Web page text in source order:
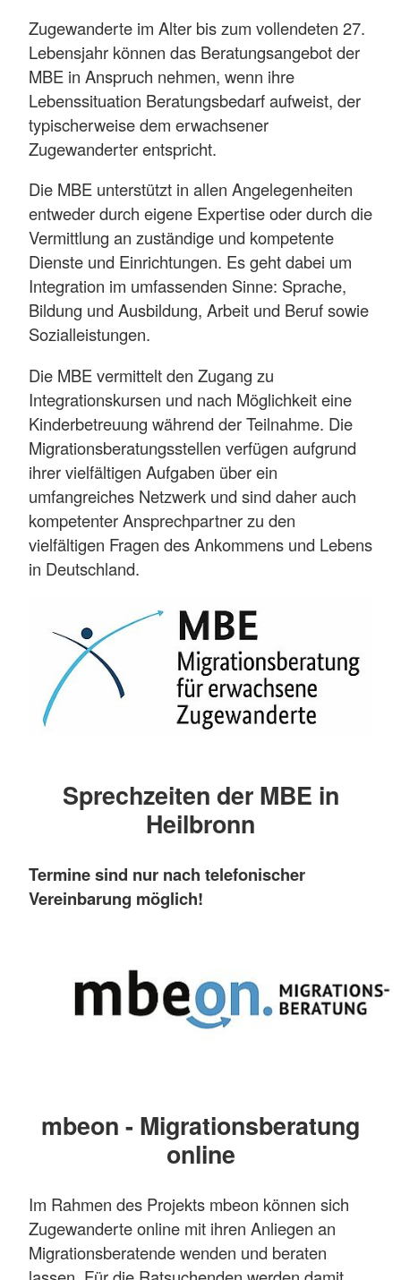
Zugewanderte im Alter bis zum vollendeten 27.
Lebensjahr können das Beratungsangebot der
MBE in Anspruch nehmen, wenn ihre
Lebenssituation Beratungsbedarf aufweist, der
typischerweise dem erwachsener
Zugewanderter entspricht.
Die MBE unterstützt in allen Angelegenheiten
entweder durch eigene Expertise oder durch die
Vermittlung an zuständige und kompetente
Dienste und Einrichtungen. Es geht dabei um
Integration im umfassenden Sinne: Sprache,
Bildung und Ausbildung, Arbeit und Beruf sowie
Sozialleistungen.
Die MBE vermittelt den Zugang zu
Integrationskursen und nach Möglichkeit eine
Kinderbetreuung während der Teilnahme. Die
Migrationsberatungsstellen verfügen aufgrund
ihrer vielfältigen Aufgaben über ein
umfangreiches Netzwerk und sind daher auch
kompetenter Ansprechpartner zu den
vielfältigen Fragen des Ankommens und Lebens
in Deutschland.
Sprechzeiten der MBE in
Heilbronn
Termine sind nur nach telefonischer
Vereinbarung möglich!
mbeon - Migrationsberatung
online
Im Rahmen des Projekts mbeon können sich
Zugewanderte online mit ihren Anliegen an
Migrationsberatende wenden und beraten